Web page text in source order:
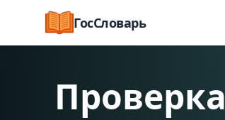
ГосСловарь